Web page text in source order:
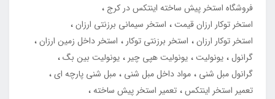
فروشگاه استخر پیش ساخته اینتکس در کرج
استخر توکار ارزان قیمت
استخر سیمانی برزنتی ارزان
استخر توکار ارزان
استخر برزنتی توکار
استخر داخل زمین ارزان
گرانول یونولیت یونولیت هپی چیر
یونولیت بین بگ
گرانول مبل شنی
مواد داخل مبل شنی
مبل شنی پارچه ای
تعمیر استخر اینتکس تعمیر استخر پیش ساخته